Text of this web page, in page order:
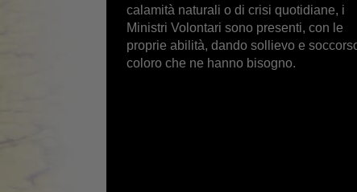
calamità naturali o di crisi quotidiane, i
Ministri Volontari sono presenti, con le
proprie abilità, dando sollievo e
coloro che ne hanno bisogno.